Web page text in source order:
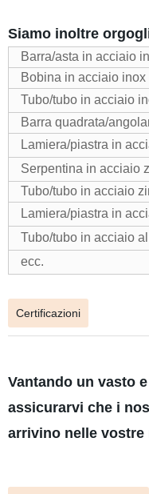
Siamo inoltre
Barra/asta in acciaio
Bobina in acciaio inox
Tubo/tubo in acciaio
Barra quadrata/
Lamiera/piastra in
Serpentina in acciaio
Tubo/tubo in acciaio
Lamiera/piastra in
Tubo/tubo in acciaio
ecc.
Certificazioni
Vantando un vasto
assicurarvi che i
arrivino nelle vostre